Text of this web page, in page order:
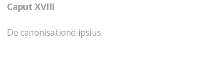
Caput XVIII
De canonisatione ipsius.